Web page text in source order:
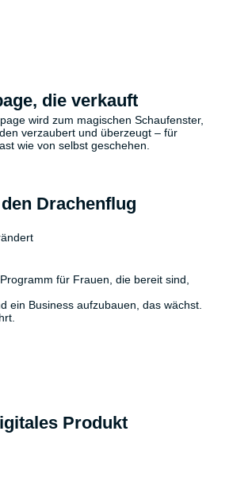
die verkauft
wird zum magischen Schaufenster,
verzaubert und überzeugt – für
wie von selbst geschehen.
Drachenflug
für Frauen, die bereit sind,
ein Business aufzubauen, das wächst.
Produkt